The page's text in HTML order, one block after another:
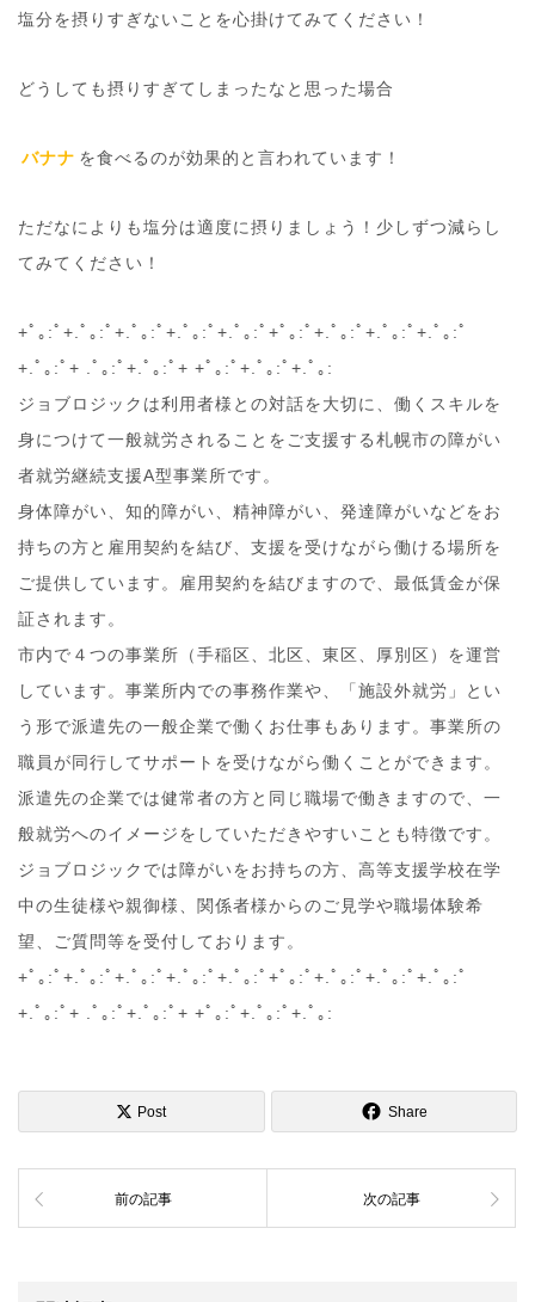
塩分を摂りすぎないことを心掛けてみてください！
どうしても摂りすぎてしまったなと思った場合
バナナ を食べるのが効果的と言われています！
ただなによりも塩分は適度に摂りましょう！少しずつ減らし
てみてください！
+ﾟ｡:ﾟ+.ﾟ｡:ﾟ+.ﾟ｡:ﾟ+.ﾟ｡:ﾟ+.ﾟ｡:ﾟ+ﾟ｡:ﾟ+.ﾟ｡:ﾟ+.ﾟ｡:ﾟ+.ﾟ｡:ﾟ
+.ﾟ｡:ﾟ+ .ﾟ｡:ﾟ+.ﾟ｡:ﾟ+ +ﾟ｡:ﾟ+.ﾟ｡:ﾟ+.ﾟ｡:
ジョブロジックは利用者様との対話を大切に、働くスキルを
身につけて一般就労されることをご支援する札幌市の障がい
者就労継続支援A型事業所です。
身体障がい、知的障がい、精神障がい、発達障がいなどをお
持ちの方と雇用契約を結び、支援を受けながら働ける場所を
ご提供しています。雇用契約を結びますので、最低賃金が保
証されます。
市内で４つの事業所（手稲区、北区、東区、厚別区）を運営
しています。事業所内での事務作業や、「施設外就労」とい
う形で派遣先の一般企業で働くお仕事もあります。事業所の
職員が同行してサポートを受けながら働くことができます。
派遣先の企業では健常者の方と同じ職場で働きますので、一
般就労へのイメージをしていただきやすいことも特徴です。
ジョブロジックでは障がいをお持ちの方、高等支援学校在学
中の生徒様や親御様、関係者様からのご見学や職場体験希
望、ご質問等を受付しております。
+ﾟ｡:ﾟ+.ﾟ｡:ﾟ+.ﾟ｡:ﾟ+.ﾟ｡:ﾟ+.ﾟ｡:ﾟ+ﾟ｡:ﾟ+.ﾟ｡:ﾟ+.ﾟ｡:ﾟ+.ﾟ｡:ﾟ
+.ﾟ｡:ﾟ+ .ﾟ｡:ﾟ+.ﾟ｡:ﾟ+ +ﾟ｡:ﾟ+.ﾟ｡:ﾟ+.ﾟ｡:
Post Share
前の記事 次の記事